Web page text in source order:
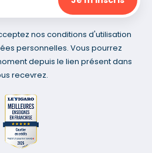
nos conditions d'utilisation
personnelles. Vous pourrez
depuis le lien présent dans
recevrez.